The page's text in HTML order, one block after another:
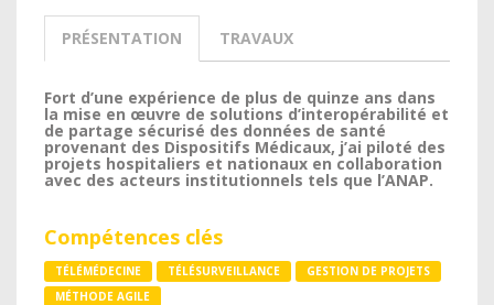
PRÉSENTATION TRAVAUX
Fort d’une expérience de plus de quinze ans dans
la mise en œuvre de solutions d’interopérabilité et
de partage sécurisé des données de santé
provenant des Dispositifs Médicaux, j’ai piloté des
projets hospitaliers et nationaux en collaboration
avec des acteurs institutionnels tels que l’ANAP.
Compétences clés
TÉLÉMÉDECINE TÉLÉSURVEILLANCE
GESTION DE PROJETS
MÉTHODE AGILE